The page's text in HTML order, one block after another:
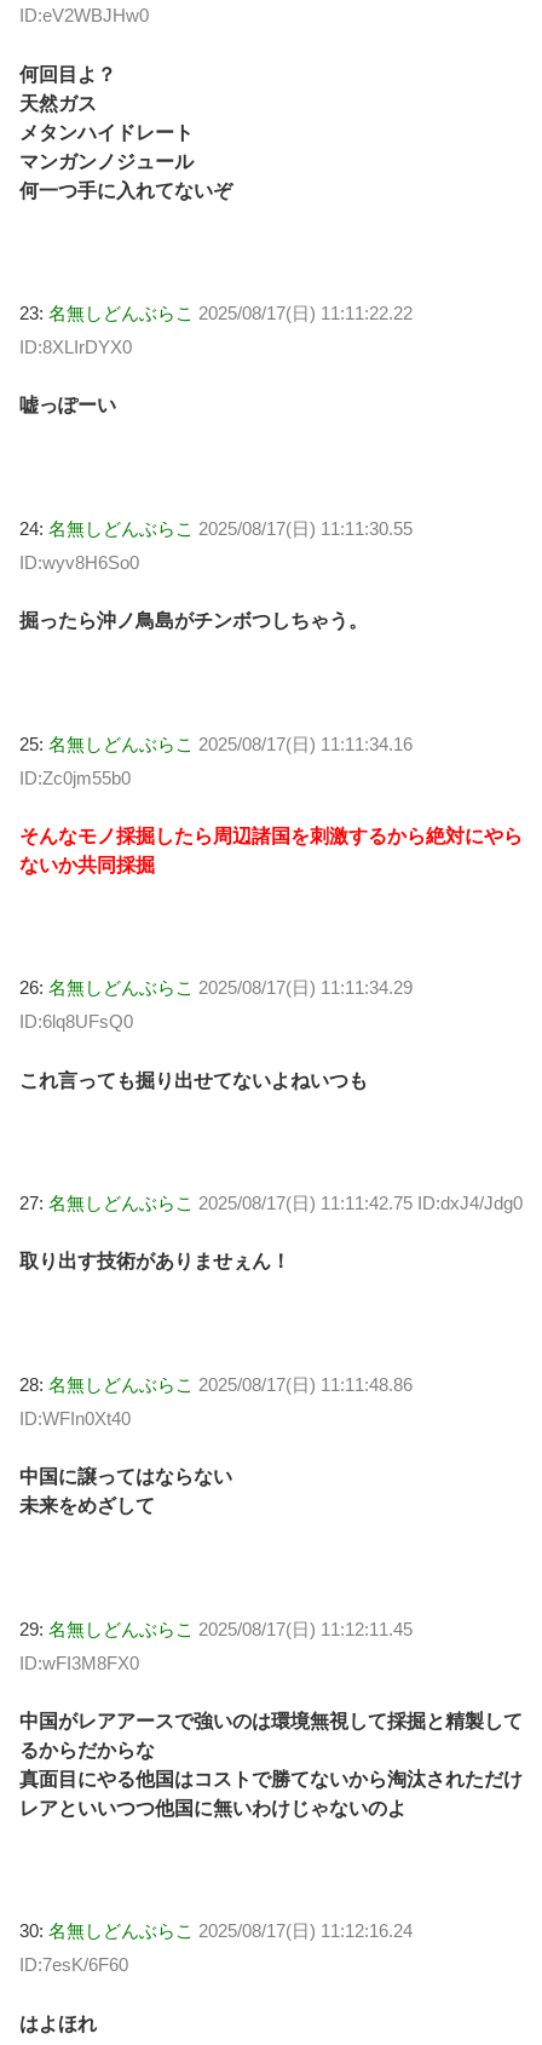
ID:eV2WBJHw0
何回目よ？
天然ガス
メタンハイドレート
マンガンノジュール
何一つ手に入れてないぞ
23: 名無しどんぶらこ 2025/08/17(日) 11:11:22.22
ID:8XLIrDYX0
嘘っぽーい
24: 名無しどんぶらこ 2025/08/17(日) 11:11:30.55
ID:wyv8H6So0
掘ったら沖ノ鳥島がチンボつしちゃう。
25: 名無しどんぶらこ 2025/08/17(日) 11:11:34.16
ID:Zc0jm55b0
そんなモノ採掘したら周辺諸国を刺激するから絶対にやら
ないか共同採掘
26: 名無しどんぶらこ 2025/08/17(日) 11:11:34.29
ID:6lq8UFsQ0
これ言っても掘り出せてないよねいつも
27: 名無しどんぶらこ 2025/08/17(日) 11:11:42.75 ID:dxJ4/Jdg0
取り出す技術がありませぇん！
28: 名無しどんぶらこ 2025/08/17(日) 11:11:48.86
ID:WFIn0Xt40
中国に譲ってはならない
未来をめざして
29: 名無しどんぶらこ 2025/08/17(日) 11:12:11.45
ID:wFI3M8FX0
中国がレアアースで強いのは環境無視して採掘と精製して
るからだからな
真面目にやる他国はコストで勝てないから淘汰されただけ
レアといいつつ他国に無いわけじゃないのよ
30: 名無しどんぶらこ 2025/08/17(日) 11:12:16.24
ID:7esK/6F60
はよほれ